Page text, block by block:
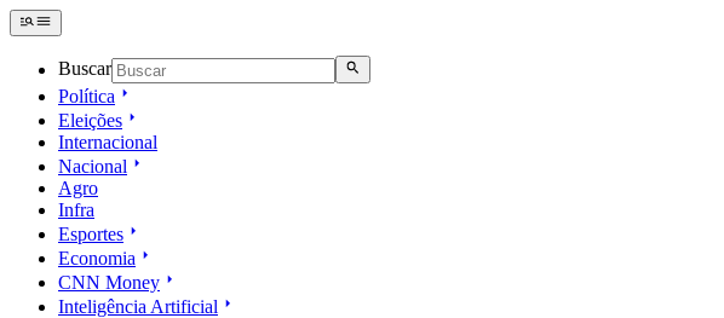
Buscar
Política
Eleições
Internacional
Nacional
Agro
Infra
Esportes
Economia
CNN Money
Inteligência Artificial